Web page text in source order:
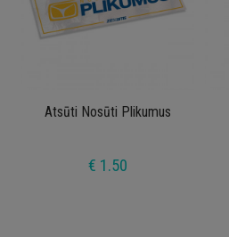
Atsūti Nosūti Plikumus
€ 1.50